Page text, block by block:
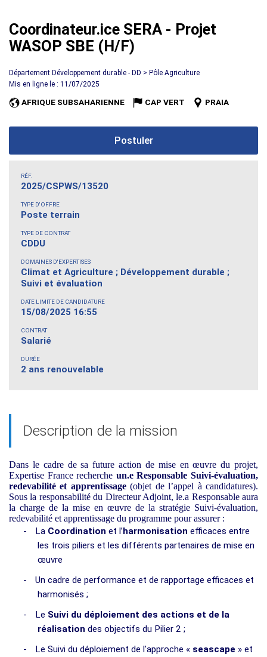
Coordinateur.ice SERA - Projet
WASOP SBE (H/F)
Département Développement durable - DD > Pôle Agriculture
Mis en ligne le : 11/07/2025
AFRIQUE SUBSAHARIENNE CAP VERT PRAIA
Postuler
RÉF.
2025/CSPWS/13520
TYPE D'OFFRE
Poste terrain
TYPE DE CONTRAT
CDDU
DOMAINES D'EXPERTISES
Climat et Agriculture ; Développement durable ;
Suivi et évaluation
DATE LIMITE DE CANDIDATURE
15/08/2025 16:55
CONTRAT
Salarié
DURÉE
2 ans renouvelable
Description de la mission
Dans le cadre de sa future action de mise en œuvre du projet,
Expertise France recherche un.e Responsable Suivi-évaluation,
redevabilité et apprentissage(objet de l’appel à candidatures).
Sous la responsabilité du Directeur Adjoint, le.a Responsableaura
la charge de la mise en œuvre de la stratégie Suivi-évaluation,
redevabilité et apprentissage du programme pour assurer :
- La Coordination et l’harmonisation efficaces entre
les trois piliers et les différents partenaires de mise en
œuvre
-
Un cadre de performance et de rapportage efficaces et
harmonisés ;
-
Le Suivi du déploiement des actions et de la
réalisation des objectifs du Pilier 2 ;
-
Le Suivi du déploiement de l'approche « seascape » et